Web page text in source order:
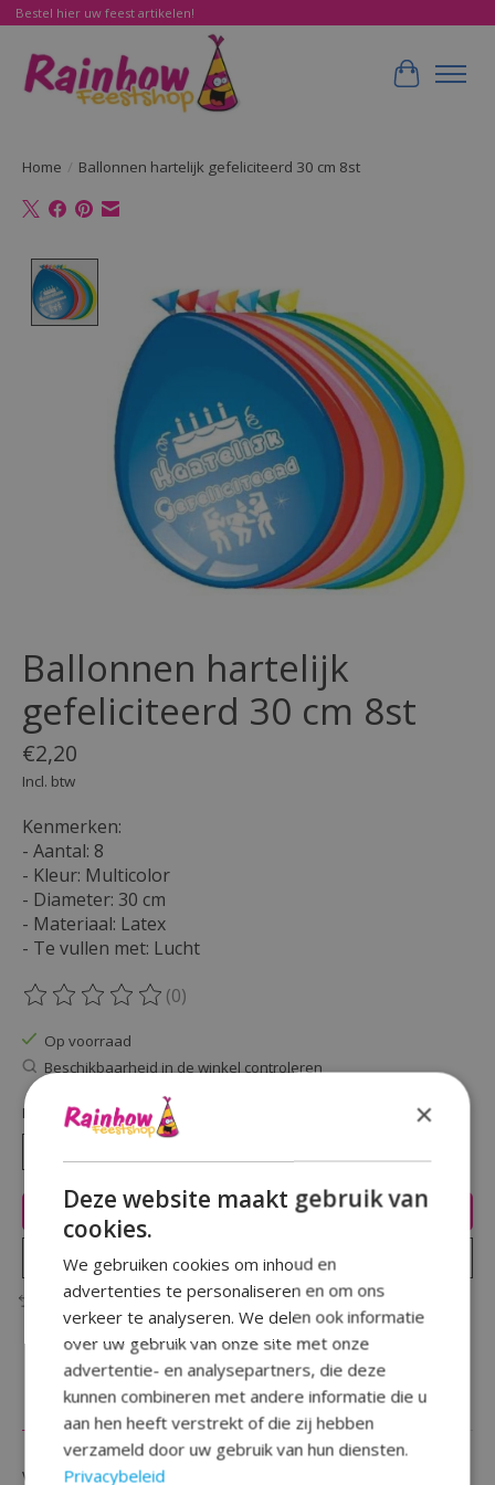
Bestel hier uw feest artikelen!
Home / Ballonnen hartelijk gefeliciteerd 30 cm 8st
Ballonnen hartelijk
gefeliciteerd 30 cm 8st
€2,20
Incl. btw
Kenmerken:
- Aantal: 8
- Kleur: Multicolor
- Diameter: 30 cm
- Materiaal: Latex
- Te vullen met: Lucht
De beoordeling van dit product is
(0)
Op voorraad
Beschikbaarheid in de winkel controleren
Hoeveelheid:
Toevoegen aan winkelwagen
Plaats bestelling
Toevoegen om te vergelijken
Beschrijving Reviews (0)
Vier je verjaardag of gebeurtenis met deze
×
Deze website maakt gebruik van
cookies.
We gebruiken cookies om inhoud en
advertenties te personaliseren en om ons
verkeer te analyseren. We delen ook informatie
over uw gebruik van onze site met onze
advertentie- en analysepartners, die deze
kunnen combineren met andere informatie die u
aan hen heeft verstrekt of die zij hebben
verzameld door uw gebruik van hun diensten.
Privacybeleid